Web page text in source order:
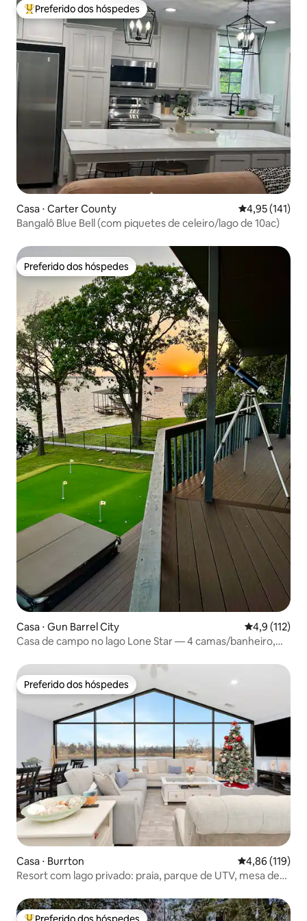
Entre os melhores preferidos dos hóspedes
Preferido dos hóspedes
Casa ⋅ Carter County 4,95 de uma
4,95 (141)
Bangalô Blue Bell (com piquetes de celeiro/lago de 10ac)
Preferido dos hóspedes
Preferido dos hóspedes
Casa ⋅ Gun Barrel City 4,9 de uma
4,9 (112)
Casa de campo no lago Lone Star — 4 camas/banheiro,
Preferido dos hóspedes
Preferido dos hóspedes
Casa ⋅ Burrton 4,86 de uma
4,86 (119)
Resort com lago privado: praia, parque de UTV, mesa de